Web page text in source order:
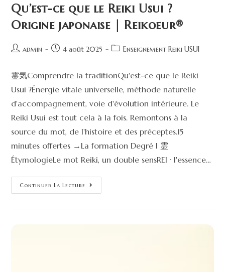
Qu’est-ce que le Reiki Usui ?
Origine japonaise | Reikoeur®
admin 4 août 2025 Enseignement Reiki USUI
霊気Comprendre la traditionQu'est-ce que le Reiki
Usui ?Énergie vitale universelle, méthode naturelle
d'accompagnement, voie d'évolution intérieure. Le
Reiki Usui est tout cela à la fois. Remontons à la
source du mot, de l'histoire et des préceptes.15
minutes offertes →La formation Degré I 霊
ÉtymologieLe mot Reiki, un double sensREI · l'essence…
Continuer La Lecture